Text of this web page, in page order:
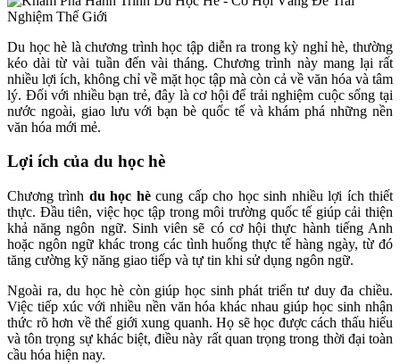
Du học hè là chương trình học tập diễn ra trong kỳ nghỉ hè, thường
kéo dài từ vài tuần đến vài tháng. Chương trình này mang lại rất
nhiều lợi ích, không chỉ về mặt học tập mà còn cả về văn hóa và tâm
lý. Đối với nhiều bạn trẻ, đây là cơ hội để trải nghiệm cuộc sống tại
nước ngoài, giao lưu với bạn bè quốc tế và khám phá những nền
văn hóa mới mẻ.
Lợi ích của du học hè
Chương trình du học hècung cấp cho học sinh nhiều lợi ích thiết
thực. Đầu tiên, việc học tập trong môi trường quốc tế giúp cải thiện
khả năng ngôn ngữ. Sinh viên sẽ có cơ hội thực hành tiếng Anh
hoặc ngôn ngữ khác trong các tình huống thực tế hàng ngày, từ đó
tăng cường kỹ năng giao tiếp và tự tin khi sử dụng ngôn ngữ.
Ngoài ra, du học hè còn giúp học sinh phát triển tư duy đa chiều.
Việc tiếp xúc với nhiều nền văn hóa khác nhau giúp học sinh nhận
thức rõ hơn về thế giới xung quanh. Họ sẽ học được cách thấu hiểu
và tôn trọng sự khác biệt, điều này rất quan trọng trong thời đại toàn
cầu hóa hiện nay.